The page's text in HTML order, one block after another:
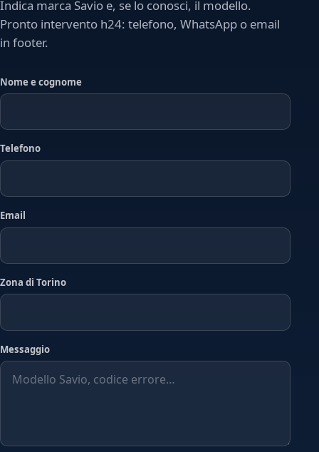
Indica marca Savio e, se lo conosci, il modello.
Pronto intervento h24: telefono, WhatsApp o email
in footer.
Nome e cognome
Telefono
Email
Zona di Torino
Messaggio